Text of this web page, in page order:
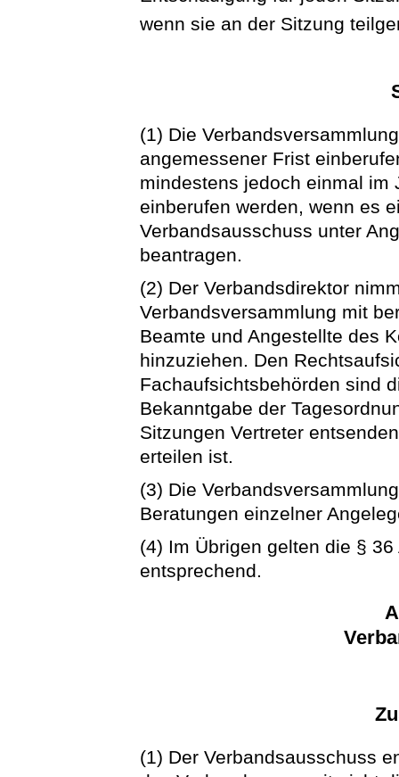
wenn sie an der Sitzung
(1) Die
angemessener Frist
mindestens jedoch einmal im
einberufen werden, wenn es
Verbandsausschuss unter
beantragen.
(2) Der Verbandsdirektor
Verbandsversammlung mit
Beamte und Angestellte des
hinzuziehen. Den
Fachaufsichtsbehörden sind
Bekanntgabe der
Sitzungen Vertreter
erteilen ist.
(3) Die
Beratungen einzelner
(4) Im Übrigen gelten die §
entsprechend.
(1) Der Verbandsausschuss